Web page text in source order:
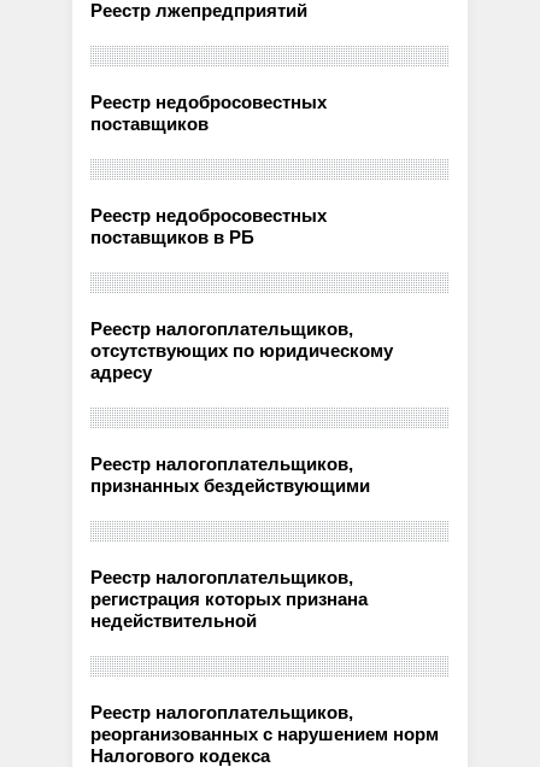
Реестр лжепредприятий
Реестр недобросовестных
поставщиков
Реестр недобросовестных
поставщиков в РБ
Реестр налогоплательщиков,
отсутствующих по юридическому
адресу
Реестр налогоплательщиков,
признанных бездействующими
Реестр налогоплательщиков,
регистрация которых признана
недействительной
Реестр налогоплательщиков,
реорганизованных с нарушением норм
Налогового кодекса